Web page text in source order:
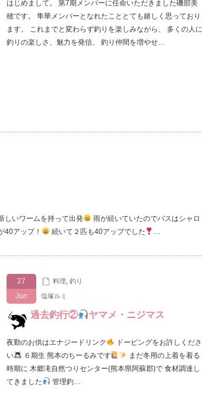
はじめまして。 第7期メンバーに任命いただきました磯部美
穂です。 隼華メンバーとなれたこととても嬉しく思っており
ます。 これまでと変わらず釣りを楽しみながら、 多くの人に
釣りの楽しさ、魅力を発信、 釣り仲間を増やせ…
しいワームを持って出発
雨が続いていたのでバスはシャロ
40アップ！
続いて２匹も40アップでした …
27
Jun
料理 釣り
塩塚ルミ
過去釣行② ヤマメ・ニジマス
夜勤のお供はエナジードリンク
ドーピングをお許しくださ
い
６期生 熊本のちーるみです
まだ冬用の上着を着る
時期に 木郷滝自然つりセンター(熊本県阿蘇郡)で 食材調達し
てきました
管理釣…